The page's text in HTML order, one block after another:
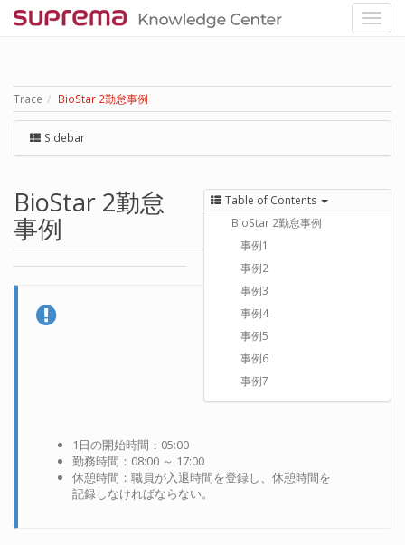
Trace BioStar 2勤怠事例
Sidebar
Table of Contents
BioStar 2勤怠事例
事例1
事例2
事例3
事例4
事例5
事例6
事例7
BioStar 2勤怠
事例
1日の開始時間：05:00
勤務時間：08:00 ～ 17:00
休憩時間：職員が入退時間を登録し、休憩時間を
記録しなければならない。